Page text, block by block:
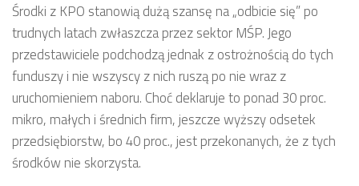
Środki z KPO stanowią dużą szansę na „odbicie się” po
trudnych latach zwłaszcza przez sektor MŚP. Jego
przedstawiciele podchodzą jednak z ostrożnością do tych
funduszy i nie wszyscy z nich ruszą po nie wraz z
uruchomieniem naboru. Choć deklaruje to ponad 30 proc.
mikro, małych i średnich firm, jeszcze wyższy odsetek
przedsiębiorstw, bo 40 proc., jest przekonanych, że z tych
środków nie skorzysta.